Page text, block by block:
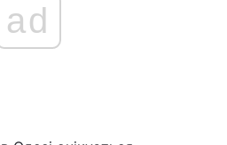
ad